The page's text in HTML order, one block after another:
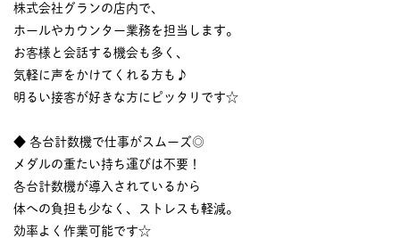
株式会社グランの店内で、
ホールやカウンター業務を担当します。
お客様と会話する機会も多く、
気軽に声をかけてくれる方も♪
明るい接客が好きな方にピッタリです☆
◆ 各台計数機で仕事がスムーズ◎
メダルの重たい持ち運びは不要！
各台計数機が導入されているから
体への負担も少なく、ストレスも軽減。
効率よく作業可能です☆